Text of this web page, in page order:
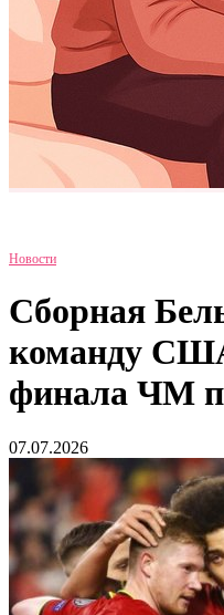
Новости
Сборная
команду
финала ЧМ
07.07.2026